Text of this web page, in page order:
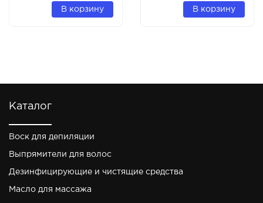
В корзину В корзину
Каталог
Воск для депиляции
Выпрямители для волос
Дезинфицирующие и чистящие средства
Масло для массажа